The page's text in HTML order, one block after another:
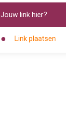
Jouw link hier?
Link plaatsen